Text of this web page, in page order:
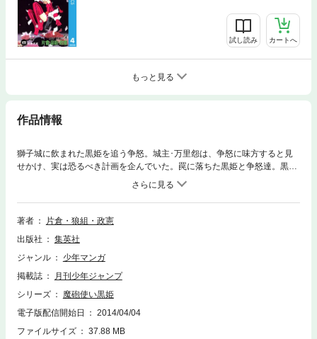
試し読み カートへ
もっと見る
作品情報
獅子城に飲まれた黒姫を追う争怒。城主･万里怨は、争怒に味方すると見
せかけ、実は恐るべき計画を企んでいた。罠に落ちた黒姫と争怒達。黒姫
は共闘を提案するが、復讐に拘る争怒は拒絶、黒姫へと襲いかかるが!?
著者
片倉・狼組・政憲
出版社
集英社
ジャンル
少年マンガ
掲載誌
月刊少年ジャンプ
シリーズ
魔砲使い黒姫
電子版配信開始日
2014/04/04
ファイルサイズ
37.88 MB